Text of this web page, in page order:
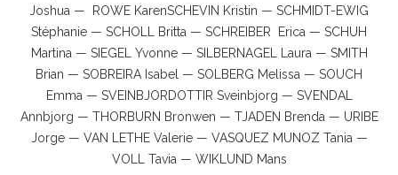
Joshua — ROWE KarenSCHEVIN Kristin — SCHMIDT-EWIG
Stéphanie — SCHOLL Britta — SCHREIBER Erica — SCHUH
Martina — SIEGEL Yvonne — SILBERNAGEL Laura — SMITH
Brian — SOBREIRA Isabel — SOLBERG Melissa — SOUCH
Emma — SVEINBJORDOTTIR Sveinbjorg — SVENDAL
Annbjorg — THORBURN Bronwen — TJADEN Brenda — URIBE
Jorge — VAN LETHE Valerie — VASQUEZ MUNOZ Tania —
VOLL Tavia — WIKLUND Mans